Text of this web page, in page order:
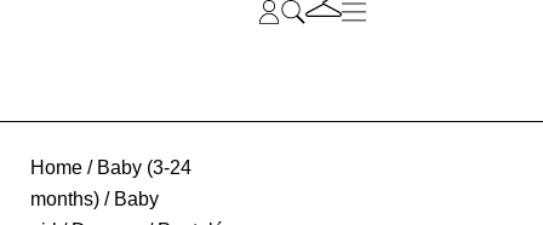
Home / Baby (3-24
months) / Baby